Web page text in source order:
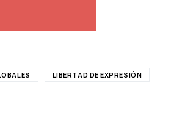
LIBERTAD DE EXPRESIÓN